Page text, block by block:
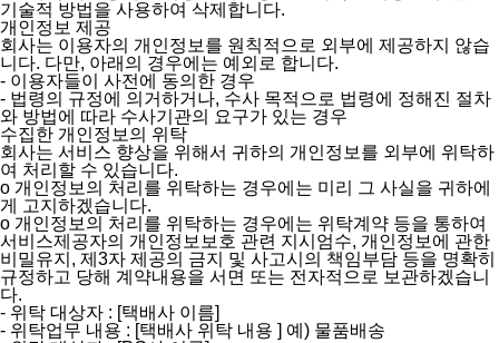
기술적 방법을 사용하여 삭제합니다.
개인정보 제공
회사는 이용자의 개인정보를 원칙적으로 외부에 제공하지 않습
니다. 다만, 아래의 경우에는 예외로 합니다.
- 이용자들이 사전에 동의한 경우
- 법령의 규정에 의거하거나, 수사 목적으로 법령에 정해진 절차
와 방법에 따라 수사기관의 요구가 있는 경우
수집한 개인정보의 위탁
회사는 서비스 향상을 위해서 귀하의 개인정보를 외부에 위탁하
여 처리할 수 있습니다.
ο 개인정보의 처리를 위탁하는 경우에는 미리 그 사실을 귀하에
게 고지하겠습니다.
ο 개인정보의 처리를 위탁하는 경우에는 위탁계약 등을 통하여
서비스제공자의 개인정보보호 관련 지시엄수, 개인정보에 관한
비밀유지, 제3자 제공의 금지 및 사고시의 책임부담 등을 명확히
규정하고 당해 계약내용을 서면 또는 전자적으로 보관하겠습니
다.
- 위탁 대상자 : [택배사 이름]
- 위탁업무 내용 : [택배사 위탁 내용 ] 예) 물품배송